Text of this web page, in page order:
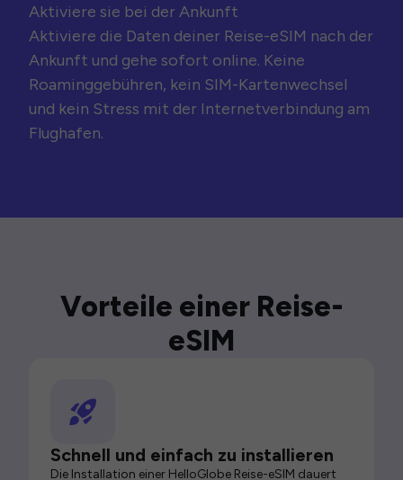
Aktiviere sie bei der Ankunft
Aktiviere die Daten deiner Reise-eSIM nach der
Ankunft und gehe sofort online. Keine
Roaminggebühren, kein SIM-Kartenwechsel
und kein Stress mit der Internetverbindung am
Flughafen.
Vorteile einer Reise-
eSIM
Schnell und einfach zu installieren
Die Installation einer HelloGlobe Reise-eSIM dauert